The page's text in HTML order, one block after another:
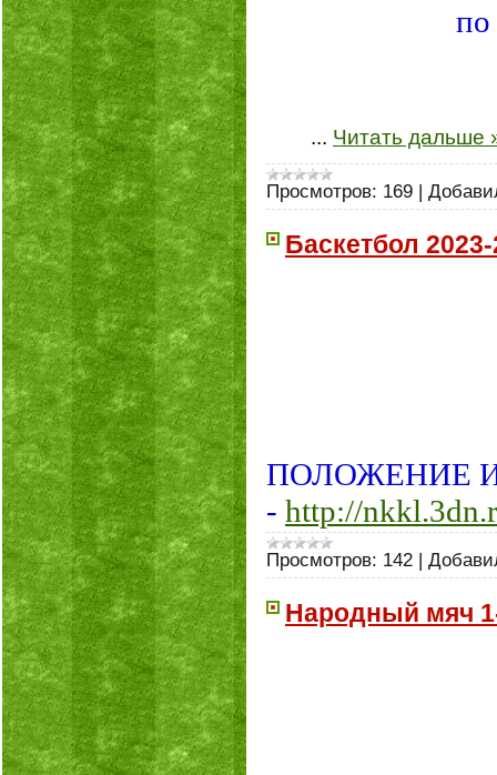
по
... Читать дальше
Просмотров: 169
Баскетбол
ПОЛОЖЕНИЕ
- http://
Просмотров: 142 |
Народный мяч